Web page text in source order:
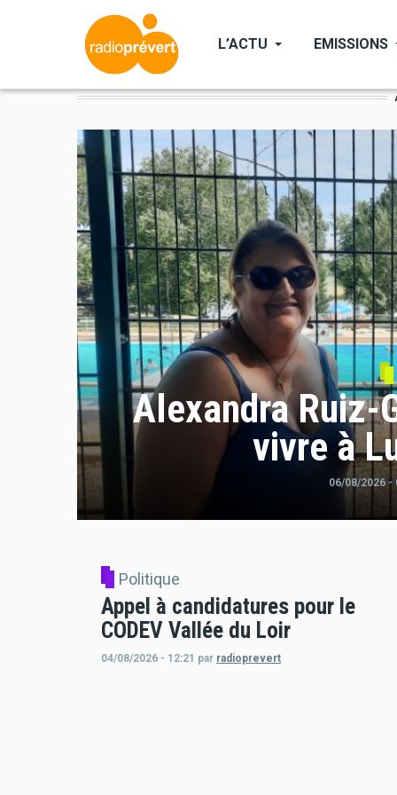
L’ACTU EMISSIONS
Alexandra Ruiz-
vivre à
06/08/2026 -
Politique
Appel à candidatures pour le
CODEV Vallée du Loir
04/08/2026 - 12:21 par radioprevert